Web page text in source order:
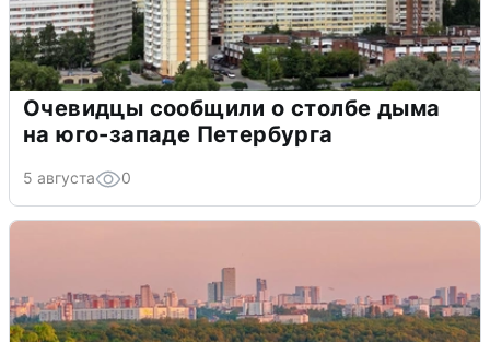
Очевидцы сообщили о столбе дыма
на юго-западе Петербурга
5 августа 0